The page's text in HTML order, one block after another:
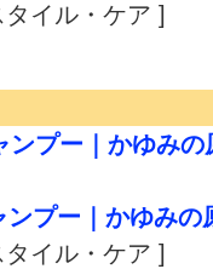
タイル・ケア ]
ンプー｜かゆみの
ンプー｜かゆみの
タイル・ケア ]